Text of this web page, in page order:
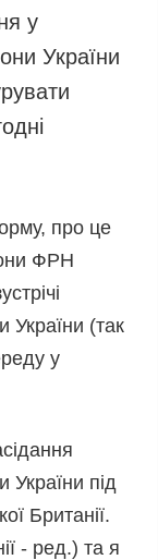
у
України
про це
ФРН
України (так
у
України під
Британії.
- ред.) та я